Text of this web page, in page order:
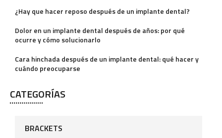
¿Hay que hacer reposo después de un implante dental?
Dolor en un implante dental después de años: por qué
ocurre y cómo solucionarlo
Cara hinchada después de un implante dental: qué hacer y
cuándo preocuparse
CATEGORÍAS
BRACKETS